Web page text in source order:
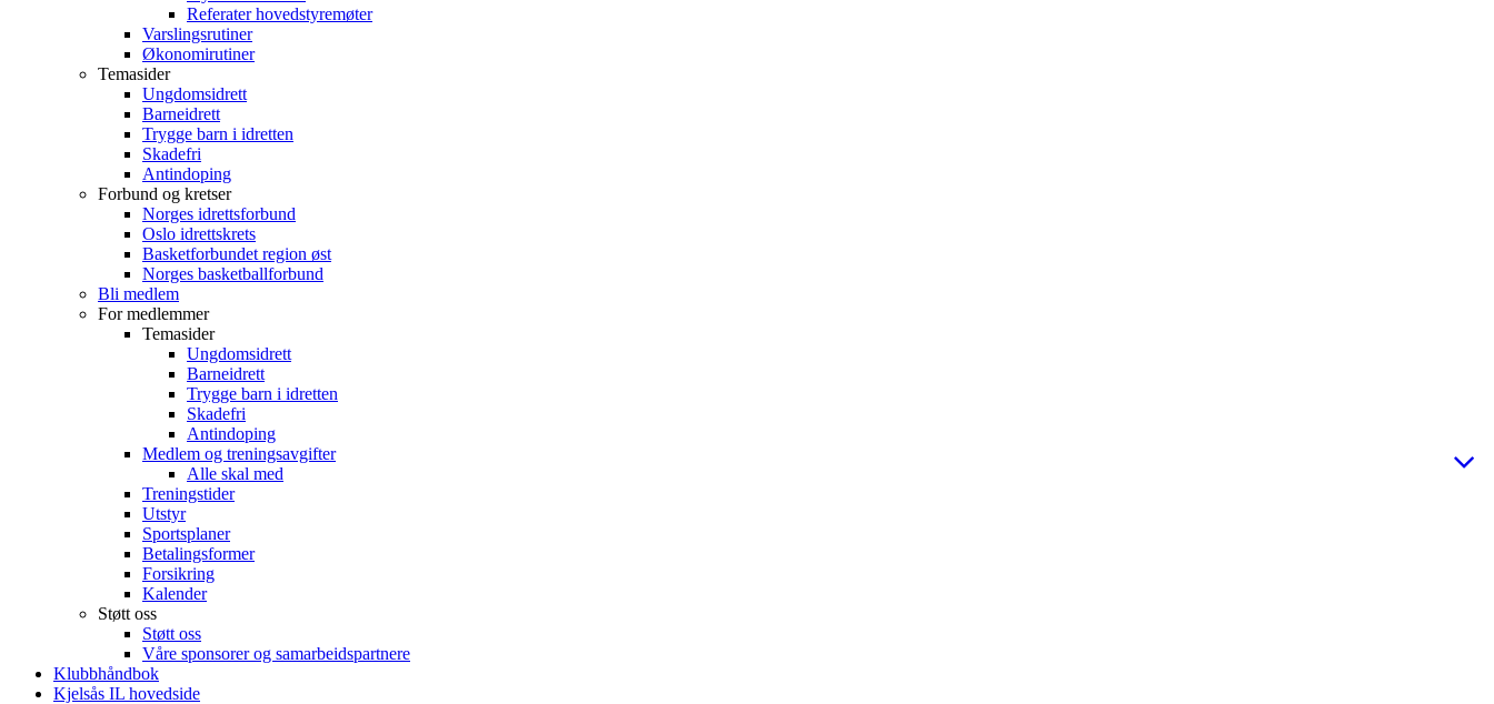
Referater hovedstyremøter
Varslingsrutiner
Økonomirutiner
Temasider
Ungdomsidrett
Barneidrett
Trygge barn i idretten
Skadefri
Antindoping
Forbund og kretser
Norges idrettsforbund
Oslo idrettskrets
Basketforbundet region øst
Norges basketballforbund
Bli medlem
For medlemmer
Temasider
Ungdomsidrett
Barneidrett
Trygge barn i idretten
Skadefri
Antindoping
Medlem og treningsavgifter
Alle skal med
Treningstider
Utstyr
Sportsplaner
Betalingsformer
Forsikring
Kalender
Støtt oss
Støtt oss
Våre sponsorer og samarbeidspartnere
Klubbhåndbok
Kjelsås IL hovedside